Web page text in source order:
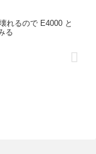
れるので E4000 と
る